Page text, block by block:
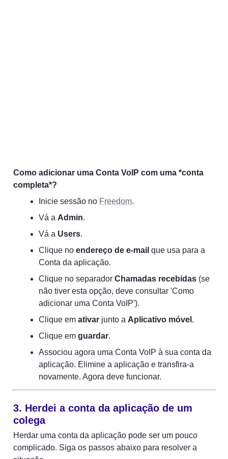
Como adicionar uma Conta VoIP com uma *conta
completa*?
Inicie sessão no Freedom.
Vá a Admin.
Vá a Users.
Clique no endereço de e-mail que usa para a
Conta da aplicação.
Clique no separador Chamadas recebidas (se
não tiver esta opção, deve consultar 'Como
adicionar uma Conta VoIP').
Clique em ativar junto a Aplicativo móvel .
Clique em guardar.
Associou agora uma Conta VoIP à sua conta da
aplicação. Elimine a aplicação e transfira-a
novamente. Agora deve funcionar.
3. Herdei a conta da aplicação de um
colega
Herdar uma conta da aplicação pode ser um pouco
complicado. Siga os passos abaixo para resolver a